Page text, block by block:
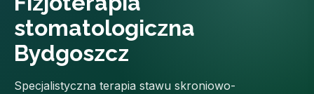
stomatologiczna
Bydgoszcz
Specjalistyczna terapia stawu skroniowo-